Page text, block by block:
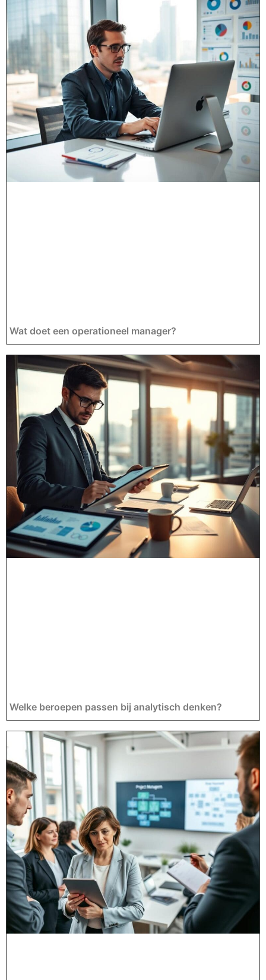
Wat doet een operationeel manager?
Welke beroepen passen bij analytisch denken?